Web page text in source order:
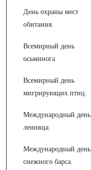
День охраны мест
обитания.
Всемирный день
осьминога
Всемирный день
мигрирующих птиц.
Международный день
ленивца.
Международный день
снежного барса.